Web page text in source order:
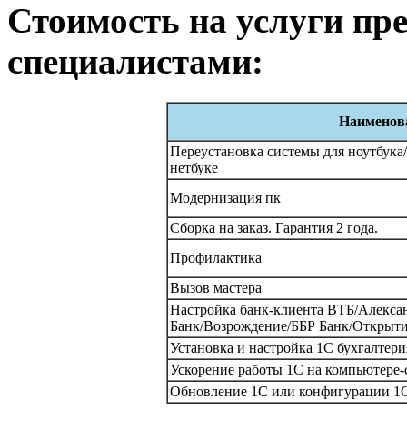
Стоимость на услуги
специалистами:
Переустановка системы для
нетбуке
Модернизация пк
Сборка на заказ. Гарантия 2 года.
Профилактика
Вызов мастера
Настройка банк-клиента ВТБ/
Банк/Возрождение/ББР Банк/
Установка и настройка 1С
Ускорение работы 1С на компьютере-
Обновление 1С или конфигурации